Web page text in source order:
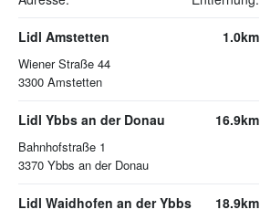
Lidl Amstetten
Wiener Straße 44
3300 Amstetten
1.0km
Lidl Ybbs an der Donau
Bahnhofstraße 1
3370 Ybbs an der Donau
16.9km
Lidl Waidhofen an der Ybbs 18.9km